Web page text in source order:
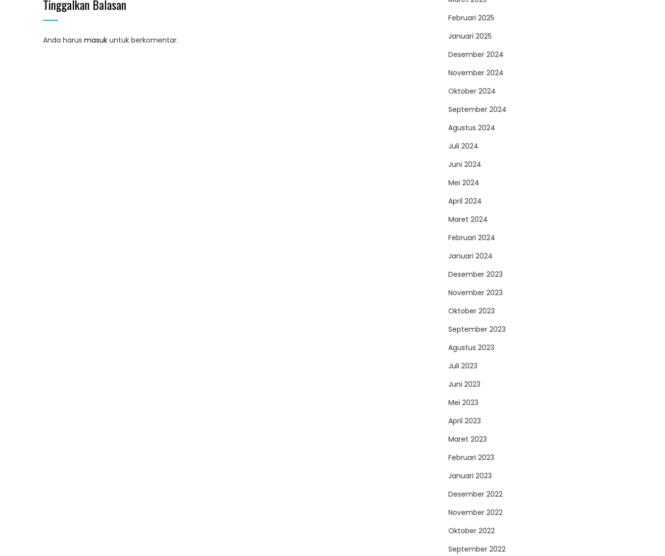
Tinggalkan Balasan
Anda harus masuk untuk berkomentar.
Februari 2025
Januari 2025
Desember 2024
November 2024
Oktober 2024
September 2024
Agustus 2024
Juli 2024
Juni 2024
Mei 2024
April 2024
Maret 2024
Februari 2024
Januari 2024
Desember 2023
November 2023
Oktober 2023
September 2023
Agustus 2023
Juli 2023
Juni 2023
Mei 2023
April 2023
Maret 2023
Februari 2023
Januari 2023
Desember 2022
November 2022
Oktober 2022
September 2022